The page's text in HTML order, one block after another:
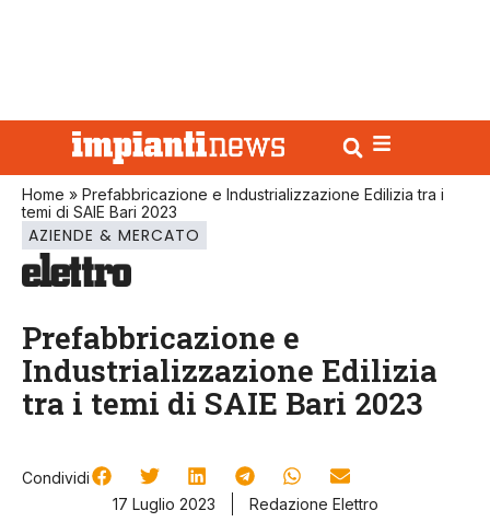
Home » Prefabbricazione e Industrializzazione Edilizia tra i
temi di SAIE Bari 2023
AZIENDE & MERCATO
Prefabbricazione e
Industrializzazione Edilizia
tra i temi di SAIE Bari 2023
Condividi
17 Luglio 2023
Redazione Elettro